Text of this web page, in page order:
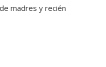
madres y recién